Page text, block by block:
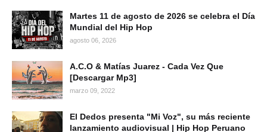
Martes 11 de agosto de 2026 se celebra el Día
Mundial del Hip Hop
agosto 06, 2026
A.C.O & Matías Juarez - Cada Vez Que
[Descargar Mp3]
marzo 09, 2022
El Dedos presenta "Mi Voz", su más reciente
lanzamiento audiovisual | Hip Hop Peruano